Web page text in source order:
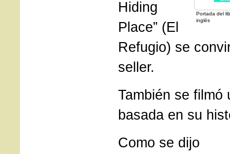
Portada del
inglés
Hiding
Place” (El
Refugio) se
seller.
También se filmó
basada en su
Como se dijo